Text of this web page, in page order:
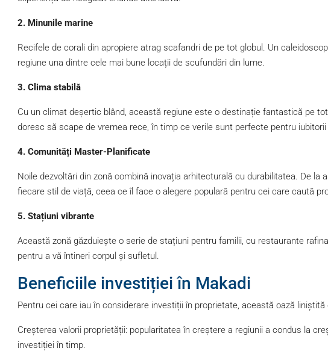
2. Minunile marine
Recifele de corali din apropiere atrag scafandri de pe tot globul. Un
regiune una dintre cele mai bune locații de scufundări din lume.
3. Clima stabilă
Cu un climat deșertic blând, această regiune este o destinație fantastică pe
doresc să scape de vremea rece, în timp ce verile sunt perfecte pentru iubitorii
4. Comunități Master-Planificate
Noile dezvoltări din zonă combină inovația arhitecturală cu durabilitatea. De la
fiecare stil de viață, ceea ce îl face o alegere populară pentru cei care caută
5. Stațiuni vibrante
Această zonă găzduiește o serie de stațiuni pentru familii, cu restaurante
pentru a vă întineri corpul și sufletul.
Beneficiile investiției în Makadi
Pentru cei care iau în considerare investiții în proprietate, această oază
Creșterea valorii proprietății: popularitatea în creștere a regiunii a condus la
investiției în timp.